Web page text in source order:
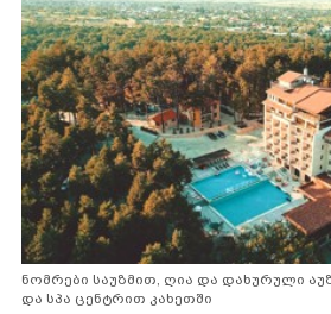
ნომრები საუზმით, ღია და დახურული
და სპა ცენტრით კახეთში